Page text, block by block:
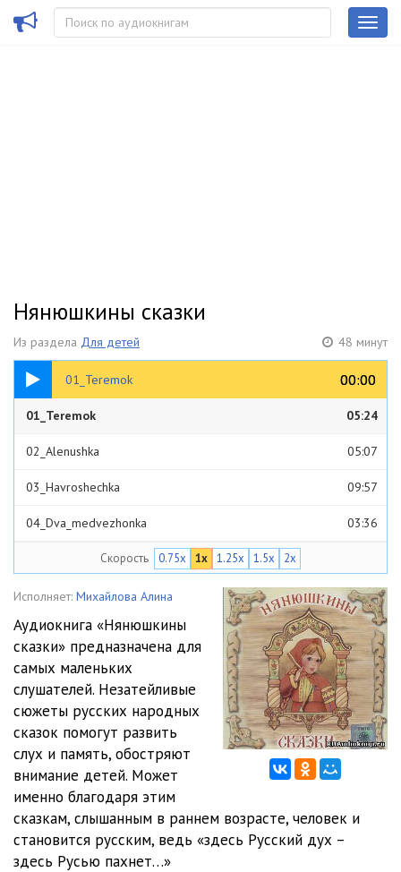
Нянюшкины сказки
Из раздела Для детей 48 минут
01_Teremok 00:00
00:00
05:24
01_Teremok 05:24
02_Alenushka 05:07
03_Havroshechka 09:57
04_Dva_medvezhonka 03:36
05_Lesnaya_feya
06_Burachek 07:37
07_Tri_ohotnika 06:32
Скорость 0.75x 1x 1.25x 1.5x 2x
Исполняет: Михайлова Алина
Аудиокнига «Нянюшкины
сказки» предназначена для
самых маленьких
слушателей. Незатейливые
сюжеты русских народных
сказок помогут развить
слух и память, обостряют
внимание детей. Может
именно благодаря этим
сказкам, слышанным в раннем возрасте, человек и
становится русским, ведь «здесь Русский дух –
здесь Русью пахнет…»